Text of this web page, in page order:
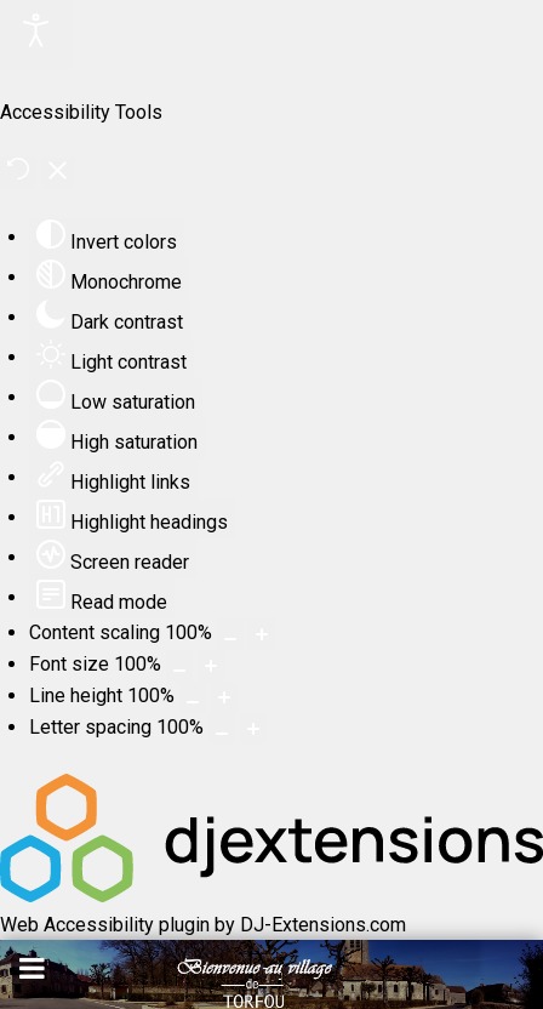
Accessibility Tools
Invert colors
Monochrome
Dark contrast
Light contrast
Low saturation
High saturation
Highlight links
Highlight headings
Screen reader
Read mode
Content scaling 100%
Font size 100%
Line height 100%
Letter spacing 100%
Web Accessibility plugin by DJ-Extensions.com